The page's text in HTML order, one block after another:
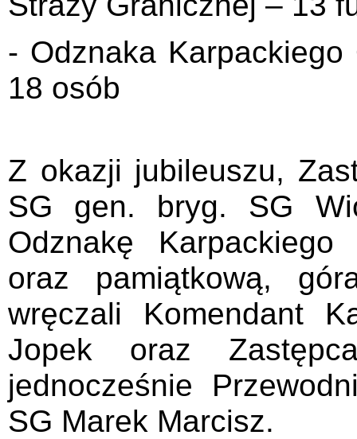
- Odznaka Karpackiego
18 osób
Z okazji jubileuszu,
SG gen. bryg. SG
Odznakę Karpackiego
oraz pamiątkową,
wręczali Komendant
Jopek oraz
jednocześnie
SG Marek Marcisz.